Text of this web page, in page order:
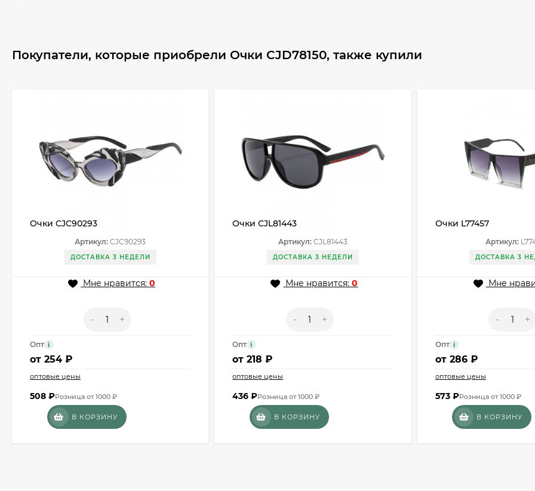
Покупатели, которые приобрели Очки CJD78150, также купили
Очки CJC90293
Артикул: CJC90293
ДОСТАВКА 3 НЕДЕЛИ
Мне нравится:0
- +
Опт i
от 254 ₽
оптовые цены
508 ₽Розница от 1000 ₽
В КОРЗИНУ
Очки CJL81443
Артикул:CJL81443
ДОСТАВКА 3 НЕДЕЛИ
Мне нравится:0
- +
Опт i
от218 ₽
оптовые цены
436₽Розница от 1000 ₽
В КОРЗИНУ
Очки L77457
Артикул:
ДОСТАВКА 3
Мне
- +
Опт i
от 286 ₽
оптовые цены
573 ₽Розница от 1000 ₽
В КОРЗИНУ